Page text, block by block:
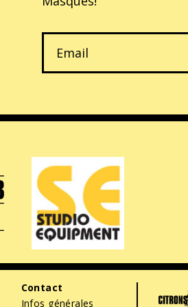
Contact
Infos générales